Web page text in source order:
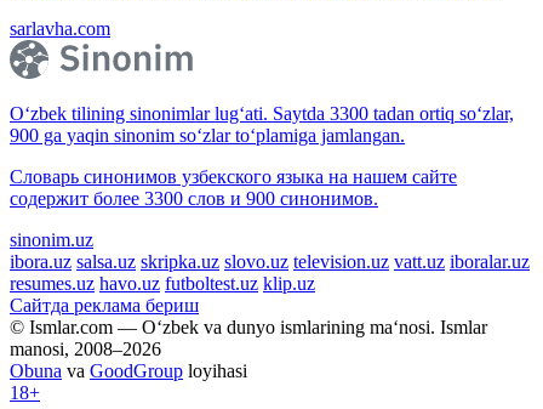
sarlavha.com
O‘zbek tilining sinonimlar lug‘ati. Saytda 3300 tadan ortiq so‘zlar,
900 ga yaqin sinonim so‘zlar to‘plamiga jamlangan.
Словарь синонимов узбекского языка на нашем сайте
содержит более 3300 слов и 900 синонимов.
sinonim.uz
ibora.uz salsa.uz skripka.uz slovo.uz television.uz vatt.uz iboralar.uz
resumes.uz havo.uz futboltest.uz klip.uz
Сайтда реклама бериш
© Ismlar.com — O‘zbek va dunyo ismlarining ma‘nosi. Ismlar
manosi, 2008–2026
Obuna va GoodGroup loyihasi
18+